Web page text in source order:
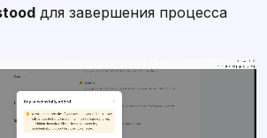
для завершения процесса